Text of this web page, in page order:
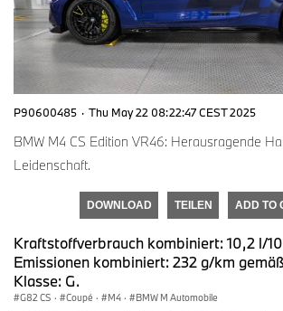
P90600485 · Thu May 22 08:22:47 CEST 2025
BMW M4 CS Edition VR46: Herausragende
Leidenschaft.
DOWNLOAD TEILEN ADD TO
Kraftstoffverbrauch kombiniert: 10,2 l/
Emissionen kombiniert: 232 g/km
Klasse: G.
G82 CS · Coupé · M4 · BMW M Automobile